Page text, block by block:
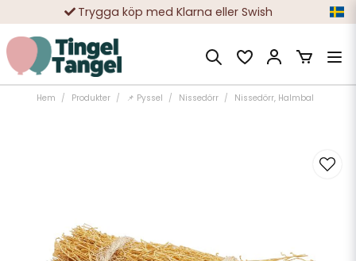
Trygga köp med Klarna eller Swish
10 000-tals nöjda kunder
Hem Produkter 📌 Pyssel Nissedörr Nissedörr, Halmbal